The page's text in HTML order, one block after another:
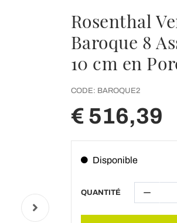
Rosenthal
Baroque 8
10 cm en
CODE: BAROQUE2
€ 516,39
Disponible
QUANTITÉ